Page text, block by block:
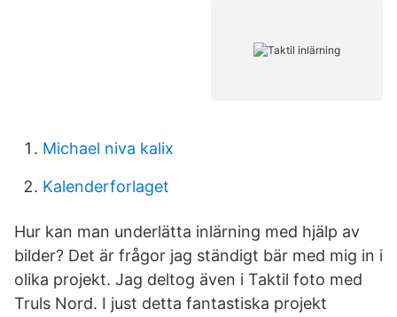
Michael niva kalix
Kalenderforlaget
Hur kan man underlätta inlärning med hjälp av
bilder? Det är frågor jag ständigt bär med mig in i
olika projekt. Jag deltog även i Taktil foto med
Truls Nord. I just detta fantastiska projekt